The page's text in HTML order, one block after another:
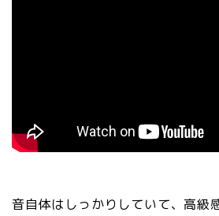
音自体はしっかりしていて、高級